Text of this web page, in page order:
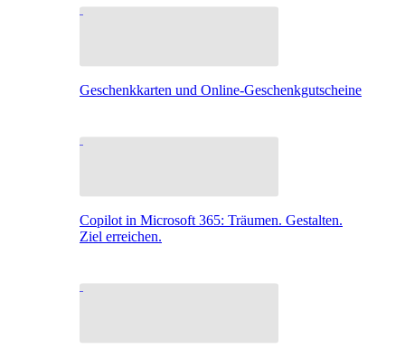
Geschenkkarten und Online-Geschenkgutscheine
Copilot in Microsoft 365: Träumen. Gestalten.
Ziel erreichen.